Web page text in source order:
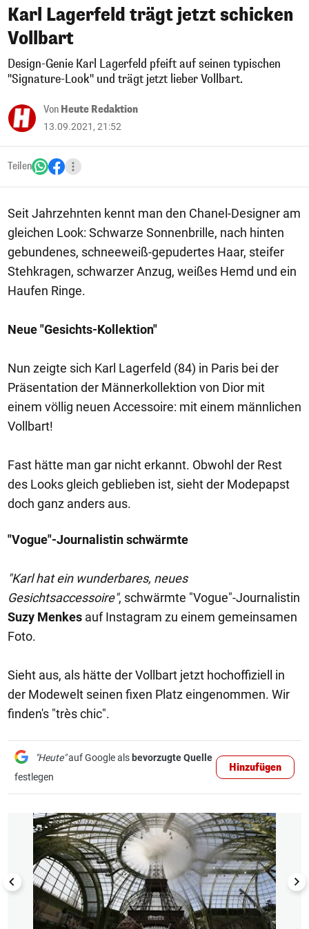
Karl Lagerfeld trägt jetzt schicken
Vollbart
Design-Genie Karl Lagerfeld pfeift auf seinen typischen
"Signature-Look" und trägt jetzt lieber Vollbart.
Von Heute Redaktion
13.09.2021, 21:52
Teilen
Seit Jahrzehnten kennt man den Chanel-Designer am
gleichen Look: Schwarze Sonnenbrille, nach hinten
gebundenes, schneeweiß-gepudertes Haar, steifer
Stehkragen, schwarzer Anzug, weißes Hemd und ein
Haufen Ringe.
Neue "Gesichts-Kollektion"
Nun zeigte sich Karl Lagerfeld (84) in Paris bei der
Präsentation der Männerkollektion von Dior mit
einem völlig neuen Accessoire: mit einem männlichen
Vollbart!
Fast hätte man gar nicht erkannt. Obwohl der Rest
des Looks gleich geblieben ist, sieht der Modepapst
doch ganz anders aus.
"Vogue"-Journalistin schwärmte
"Karl hat ein wunderbares, neues
Gesichtsaccessoire", schwärmte "Vogue"-Journalistin
Suzy Menkes auf Instagram zu einem gemeinsamen
Foto.
Sieht aus, als hätte der Vollbart jetzt hochoffiziell in
der Modewelt seinen fixen Platz eingenommen. Wir
finden's "très chic".
"Heute"auf Google als bevorzugte Quelle
festlegen
Hinzufügen
1/14